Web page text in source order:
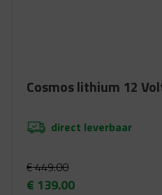
Cosmos lithium 12
direct leverbaar
€449.00
€ 139.00